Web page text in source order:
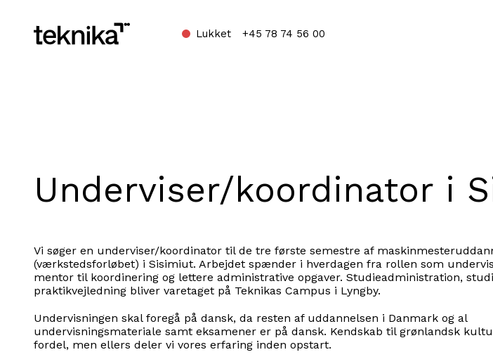
Home Lukket +45 78 74 56 00
Underviser/koordinator i
Vi søger en underviser/koordinator til de tre første semestre af
(værkstedsforløbet) i Sisimiut. Arbejdet spænder i hverdagen fra rollen som
mentor til koordinering og lettere administrative opgaver. Studieadministration,
praktikvejledning bliver varetaget på Teknikas Campus i Lyngby.
Undervisningen skal foregå på dansk, da resten af uddannelsen i Danmark og al
undervisningsmateriale samt eksamener er på dansk. Kendskab til grønlandsk
fordel, men ellers deler vi vores erfaring inden opstart.